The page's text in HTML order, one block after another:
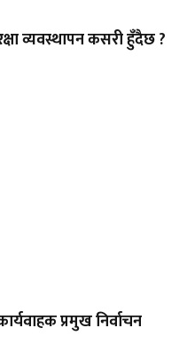
व्यवस्थापन कसरी हुँदैछ ?
प्रमुख निर्वाचन